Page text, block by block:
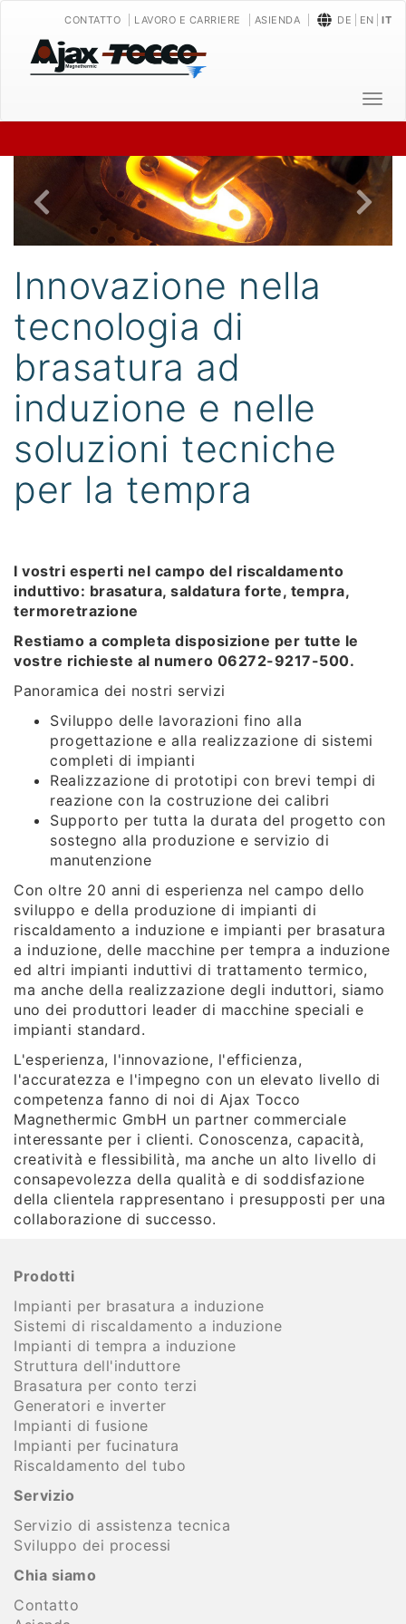
DE EN IT
CONTATTO LAVORO E CARRIERE ASIENDA
T
o
g
e
a
r
e
v
o
u
s
Innovazione nella
tecnologia di
brasatura ad
induzione e nelle
soluzioni tecniche
per la tempra
I vostri esperti nel campo del riscaldamento
induttivo: brasatura, saldatura forte, tempra,
termoretrazione
Restiamo a completa disposizione per tutte le
vostre richieste al numero 06272-9217-500.
Panoramica dei nostri servizi
Sviluppo delle lavorazioni fino alla
progettazione e alla realizzazione di sistemi
completi di impianti
Realizzazione di prototipi con brevi tempi di
reazione con la costruzione dei calibri
Supporto per tutta la durata del progetto con
sostegno alla produzione e servizio di
manutenzione
Con oltre 20 anni di esperienza nel campo dello
sviluppo e della produzione di impianti di
riscaldamento a induzione e impianti per brasatura
a induzione, delle macchine per tempra a induzione
ed altri impianti induttivi di trattamento termico,
ma anche della realizzazione degli induttori, siamo
uno dei produttori leader di macchine speciali e
impianti standard.
L'esperienza, l'innovazione, l'efficienza,
l'accuratezza e l'impegno con un elevato livello di
competenza fanno di noi di Ajax Tocco
Magnethermic GmbH un partner commerciale
interessante per i clienti. Conoscenza, capacità,
creatività e flessibilità, ma anche un alto livello di
consapevolezza della qualità e di soddisfazione
della clientela rappresentano i presupposti per una
collaborazione di successo.
Prodotti
Impianti per brasatura a induzione
Sistemi di riscaldamento a induzione
Impianti di tempra a induzione
Struttura dell'induttore
Brasatura per conto terzi
Generatori e inverter
Impianti di fusione
Impianti per fucinatura
Riscaldamento del tubo
Servizio
Servizio di assistenza tecnica
Sviluppo dei processi
Chia siamo
Contatto